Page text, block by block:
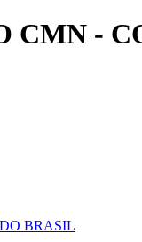
CMN -
BRASIL